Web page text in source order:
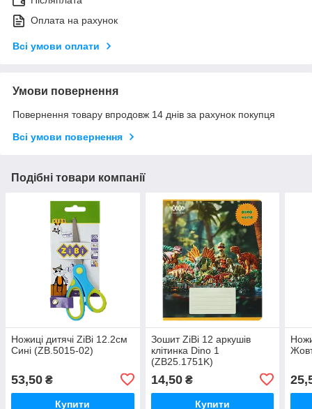
Оплата на рахунок
Всі умови оплати
Умови повернення
Повернення товару впродовж 14 днів за рахунок покупця
Всі умови повернення
Подібні товари компанії
Ножиці дитячі ZiBi 12.2см
Сині (ZB.5015-02)
53,50 ₴
Купити
Зошит ZiBi 12 аркушів
клітинка Dino 1
(ZB25.1751K)
14,50₴
Купити